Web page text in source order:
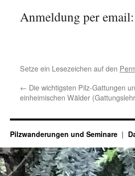
Anmeldung per email:
Setze ein Lesezeichen auf den
← Die wichtigsten Pilz-Gattungen
einheimischen Wälder
Pilzwanderungen und Seminare